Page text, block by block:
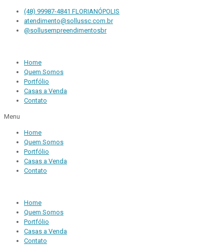
(48) 99987-4841 FLORIANÓPOLIS
atendimento@sollussc.com.br
@sollusempreendimentosbr
Home
Quem Somos
Portfólio
Casas a Venda
Contato
Menu
Home
Quem Somos
Portfólio
Casas a Venda
Contato
Home
Quem Somos
Portfólio
Casas a Venda
Contato